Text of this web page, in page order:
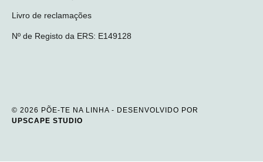
Livro de reclamações
Nº de Registo da ERS: E149128
© 2026 PÕE-TE NA LINHA - DESENVOLVIDO POR
UPSCAPE STUDIO